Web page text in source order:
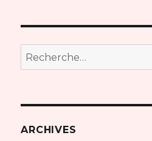
Recherche
pour :
ARCHIVES